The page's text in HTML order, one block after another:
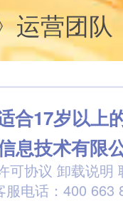
运营团队
合17岁以上
息技术有限
可协议 卸载说明
服电话：400 663